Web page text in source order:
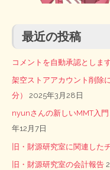
最近の投稿
コメントを自動承認としま
架空ストアアカウント削除
分）
2025年3月28日
nyunさんの新しいMMT入門
年12月7日
旧・財源研究室に関連した
旧・財源研究室の会計報告